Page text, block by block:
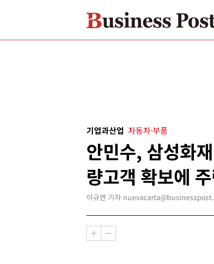
기업과산업 자동차·부품
안민수, 삼성화
량고객 확보에
이규연 기자